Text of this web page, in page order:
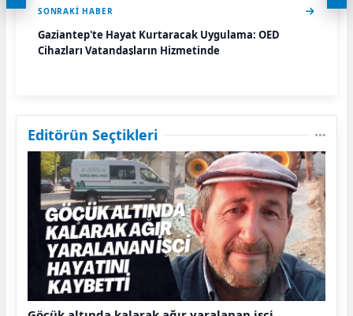
SONRAKI HABER
Gaziantep'te Hayat Kurtaracak Uygulama: OED
Cihazları Vatandaşların Hizmetinde
Editörün Seçtikleri